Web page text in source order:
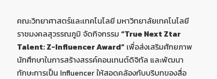
คณะวิทยาศาสตร์และเทคโนโลยี มหาวิทยาลัยเทคโนโลยี
ราชมงคลสุวรรณภูมิ จัดกิจกรรม “True Next Ztar
Talent: Z-Influencer Award” เพื่อส่งเสริมศักยภาพ
นักศึกษาในการสร้างสรรค์คอนเทนต์ดิจิทัล และพัฒนา
ทักษะการเป็น Influencer ให้สอดคล้องกับบริบทของสื่อ